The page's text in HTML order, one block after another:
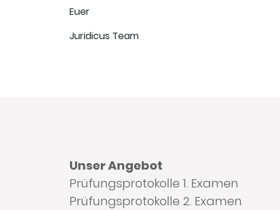
Euer
Juridicus Team
Unser Angebot
Prüfungsprotokolle 1. Examen
Prüfungsprotokolle 2. Examen